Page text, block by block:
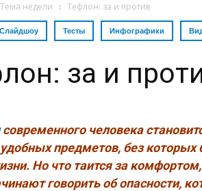
Тема недели Тефлон: за и против
Слайдшоу Тесты Инфографики
за и
современного человека
предметов, без
Но что таится за
говорить об опасности,